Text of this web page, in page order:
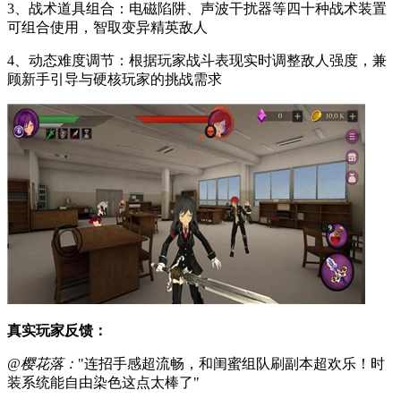
3、战术道具组合：电磁陷阱、声波干扰器等四十种战术装置
可组合使用，智取变异精英敌人
4、动态难度调节：根据玩家战斗表现实时调整敌人强度，兼
顾新手引导与硬核玩家的挑战需求
真实玩家反馈：
@樱花落： "连招手感超流畅，和闺蜜组队刷副本超欢乐！时
装系统能自由染色这点太棒了"